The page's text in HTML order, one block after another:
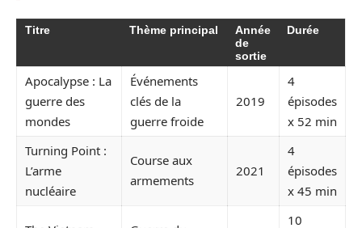
Titre Thème principal
Année
de
sortie
Durée
Apocalypse : La
guerre des
mondes
Événements
clés de la
guerre froide
2019
4
épisodes
x 52 min
Turning Point :
L’arme
nucléaire
Course aux
armements
2021
4
épisodes
x 45 min
10